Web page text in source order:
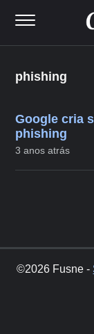
phishing
Google cria
phishing
3 anos atrás
©2026 Fusne -